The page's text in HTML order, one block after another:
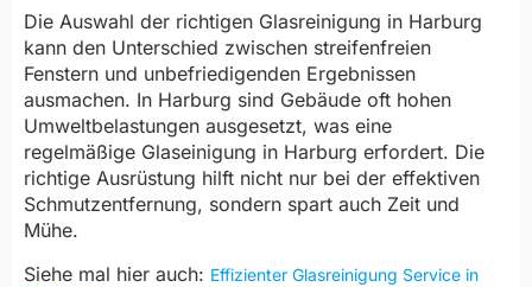
Die Auswahl der richtigen Glasreinigung in Harburg
kann den Unterschied zwischen streifenfreien
Fenstern und unbefriedigenden Ergebnissen
ausmachen. In Harburg sind Gebäude oft hohen
Umweltbelastungen ausgesetzt, was eine
regelmäßige Glaseinigung in Harburg erfordert. Die
richtige Ausrüstung hilft nicht nur bei der effektiven
Schmutzentfernung, sondern spart auch Zeit und
Mühe.
Siehe mal hier auch: Effizienter Glasreinigung Service in